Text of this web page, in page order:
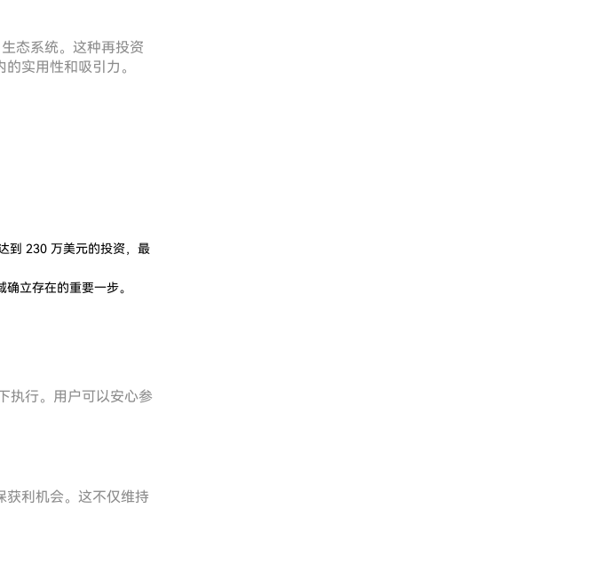
态系统。这种再投资
实用性和吸引力。
到 230 万美元的投资，最
立存在的重要一步。
执行。用户可以安心参
获利机会。这不仅维持